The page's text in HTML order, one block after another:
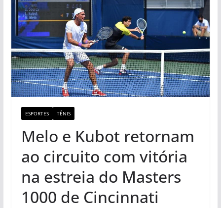
ESPORTES TÊNIS
Melo e Kubot retornam
ao circuito com vitória
na estreia do Masters
1000 de Cincinnati